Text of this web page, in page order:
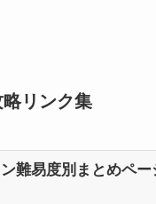
リンク集
難易度別まとめペ